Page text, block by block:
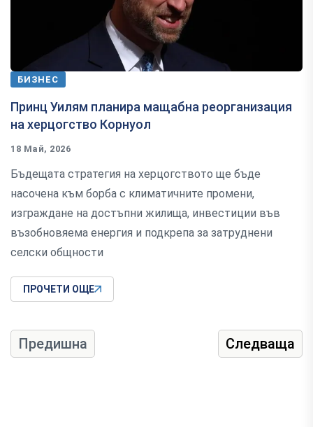
БИЗНЕС
Принц Уилям планира мащабна реорганизация
на херцогство Корнуол
18 Май, 2026
Бъдещата стратегия на херцогството ще бъде
насочена към борба с климатичните промени,
изграждане на достъпни жилища, инвестиции във
възобновяема енергия и подкрепа за затруднени
селски общности
ПРОЧЕТИ ОЩЕ
Предишна Следваща